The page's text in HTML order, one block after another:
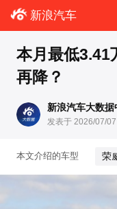
新浪汽车
本月最低3.41
再降？
新浪汽车大数据
发表于 2026/07/
本文介绍的车型 荣